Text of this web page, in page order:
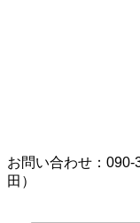
お問い合わせ：
田）